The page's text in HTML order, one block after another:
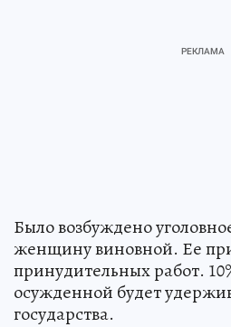
Было возбуждено
женщину виновной. Ее
принудительных работ.
осужденной будет
государства.